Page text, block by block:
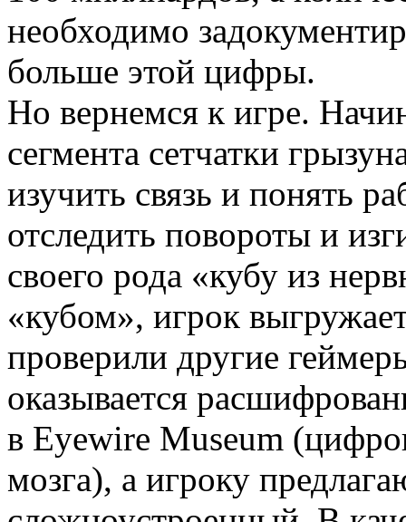
необходимо
больше этой цифры.
Но вернемся к игре.
сегмента сетчатки
изучить связь и понять
отследить повороты и
своего рода «кубу из
«кубом», игрок
проверили другие
оказывается
в Eyewire Museum
мозга), а игроку